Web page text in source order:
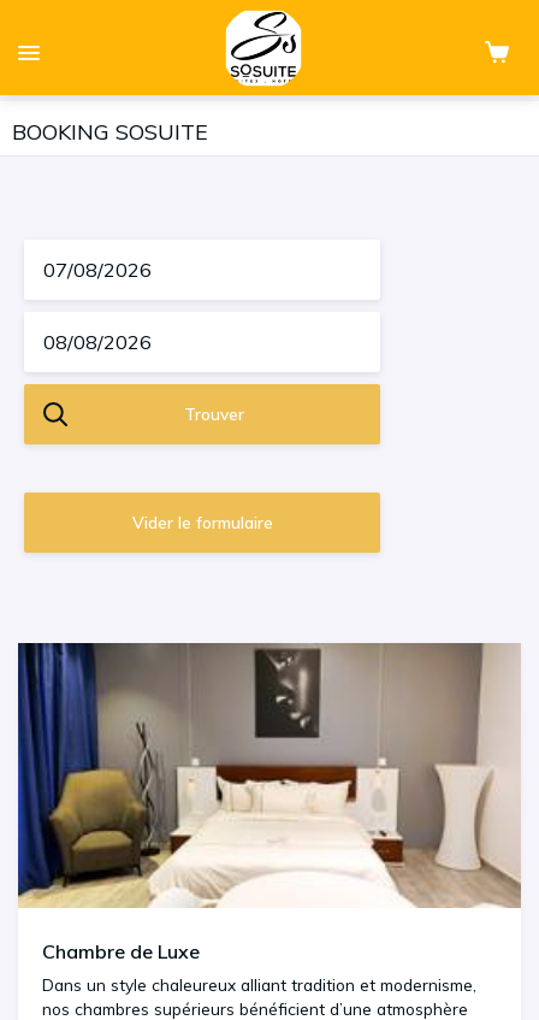
BOOKING SOSUITE
Trouver
Vider le formulaire
Chambre de Luxe
Dans un style chaleureux alliant tradition et modernisme,
nos chambres supérieurs bénéficient d’une atmosphère